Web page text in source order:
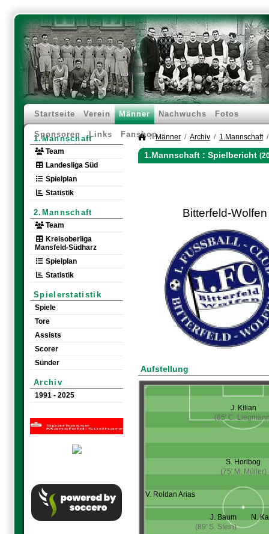
Startseite Verein Männer Nachwuchs Fotos
Sponsoren Links Fanshop
1.Mannschaft
Team
Landesliga Süd
Spielplan
Statistik
2.Mannschaft
Team
Kreisoberliga
Mansfeld-Südharz
Spielplan
Statistik
Spielerstatistik
Spiele
Tore
Assists
Scorer
Sünder
Archiv
1991 - 2025
Männer Archiv 1.Mannschaft
1.Mannschaft : Spielbericht
Bitterfeld-Wolfen
Aufstellung
J. Kilian
(65' C.
S. Horlbog
(75' M. Müller)
V. Roldan Arias
J. Baum
(89' S. Stein)
N.